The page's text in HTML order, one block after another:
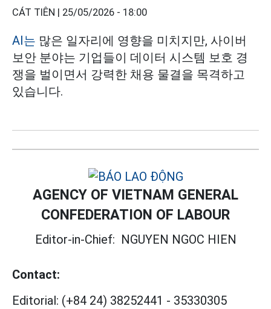
CÁT TIÊN | 25/05/2026 - 18:00
AI는 많은 일자리에 영향을 미치지만, 사이버
보안 분야는 기업들이 데이터 시스템 보호 경
쟁을 벌이면서 강력한 채용 물결을 목격하고
있습니다.
AGENCY OF VIETNAM GENERAL
CONFEDERATION OF LABOUR
Editor-in-Chief: NGUYEN NGOC HIEN
Contact:
Editorial: (+84 24) 38252441 - 35330305